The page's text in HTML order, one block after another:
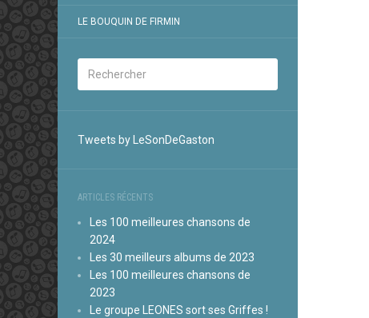
LE BOUQUIN DE FIRMIN
Tweets by LeSonDeGaston
ARTICLES RÉCENTS
Les 100 meilleures chansons de
2024
Les 30 meilleurs albums de 2023
Les 100 meilleures chansons de
2023
Le groupe LEONES sort ses Griffes !